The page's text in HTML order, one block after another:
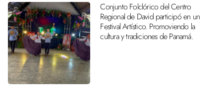
Conjunto Folclórico del Centro
Regional de David participó en un
Festival Artístico. Promoviendo la
cultura y tradiciones de Panamá.